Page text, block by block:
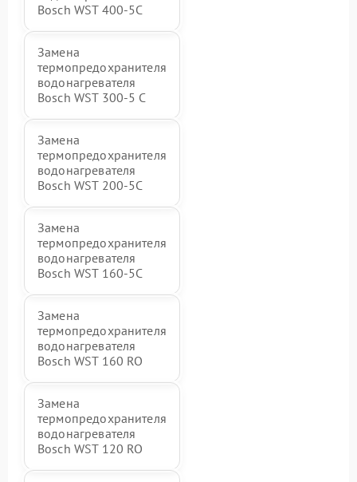
Bosch WST 400-5C
Замена
термопредохранителя
водонагревателя
Bosch WST 300-5 C
Замена
термопредохранителя
водонагревателя
Bosch WST 200-5C
Замена
термопредохранителя
водонагревателя
Bosch WST 160-5C
Замена
термопредохранителя
водонагревателя
Bosch WST 160 RO
Замена
термопредохранителя
водонагревателя
Bosch WST 120 RO